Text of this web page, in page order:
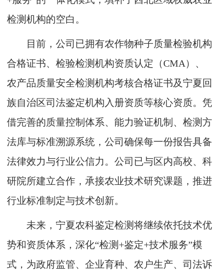
检测机构的空白。
目前，公司已拥有农作物种子质量检验机构
合格证书、检验检测机构资质认定（CMA）、
农产品质量安全检测机构考核合格证书及宁夏回
族自治区司法鉴定机构入册资质等核心资质。凭
借完善的质量控制体系、能力验证机制、检测方
法库与标准溯源系统，公司确保每一份报告具备
法律效力与行业公信力。公司已与区内高校、科
研院所建立合作，承接农业技术研究课题，推进
行业标准制定与技术创新。
未来，宁夏农科鉴定检测将继续依托技术优
势和资质体系，深化“检测+鉴定+技术服务”模
式，为政府监管、企业育种、农户生产、司法诉